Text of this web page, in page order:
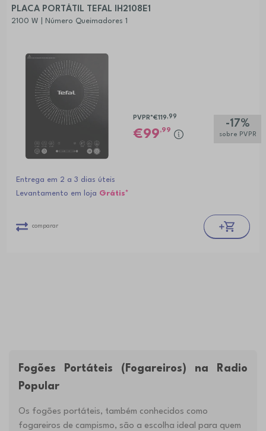
PLACA PORTÁTIL TEFAL IH2108E1
2100 W | Número Queimadores 1
-17%
sobre PVPR
PVPR*€119 ,99
99,99
Entrega em 2 a 3 dias úteis
Levantamento em loja Grátis*
comparar
Fogões Portáteis (Fogareiros) na Radio
Popular
Os fogões portáteis, também conhecidos como
fogareiros de campismo, são a escolha ideal para quem